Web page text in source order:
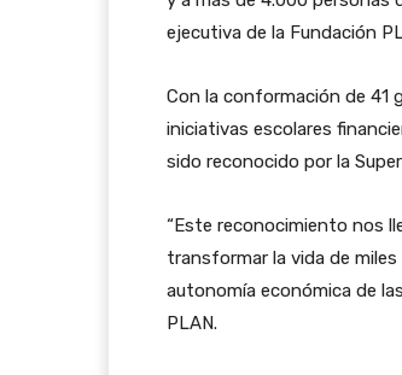
ejecutiva de la Fundación
Con la conformación de 41
iniciativas escolares
sido reconocido por la
“Este reconocimiento nos
transformar la vida de
autonomía económica de
PLAN.